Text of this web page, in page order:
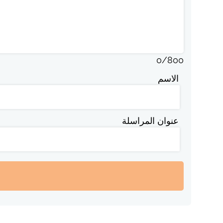
0/800
الاسم
عنوان المراسلة